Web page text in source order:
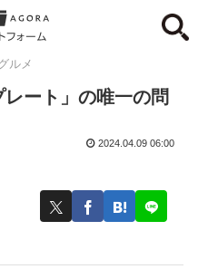
ルメ
ート」の唯一の問
2024.04.09 06:00